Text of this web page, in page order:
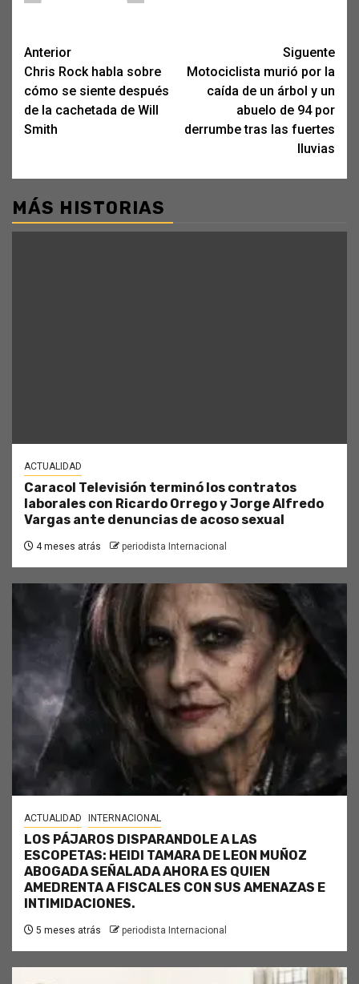
Post
navigation
Anterior
Chris Rock habla sobre
cómo se siente después
de la cachetada de Will
Smith
Siguente
Motociclista murió por la
caída de un árbol y un
abuelo de 94 por
derrumbe tras las fuertes
lluvias
MÁS HISTORIAS
ACTUALIDAD
Caracol Televisión terminó los contratos
laborales con Ricardo Orrego y Jorge Alfredo
Vargas ante denuncias de acoso sexual
4 meses atrás periodista Internacional
ACTUALIDAD INTERNACIONAL
LOS PÁJAROS DISPARANDOLE A LAS
ESCOPETAS: HEIDI TAMARA DE LEON MUÑOZ
ABOGADA SEÑALADA AHORA ES QUIEN
AMEDRENTA A FISCALES CON SUS AMENAZAS E
INTIMIDACIONES.
5 meses atrás periodista Internacional